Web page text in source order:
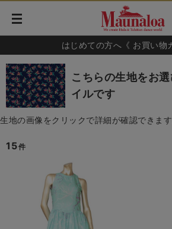
はじめての方へ《 お買い物
こちらの生地をお
イルです
生地の画像をクリックで詳細が確認できます
15件